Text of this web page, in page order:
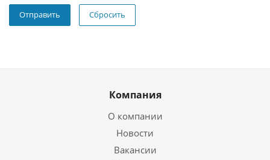
Сбросить
Компания
О компании
Новости
Вакансии